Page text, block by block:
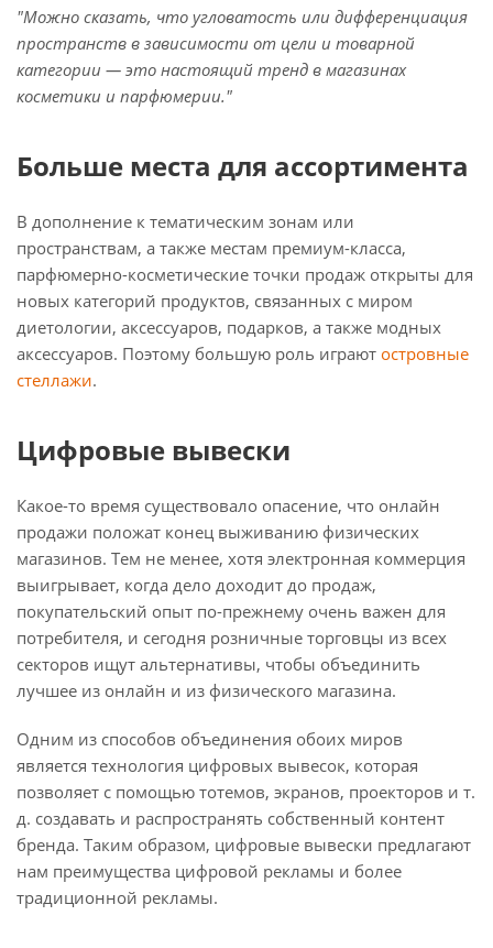
"Можно сказать, что угловатость или дифференциация
пространств в зависимости от цели и товарной
категории — это настоящий тренд в магазинах
косметики и парфюмерии."
Больше места для ассортимента
В дополнение к тематическим зонам или
пространствам, а также местам премиум-класса,
парфюмерно-косметические точки продаж открыты для
новых категорий продуктов, связанных с миром
диетологии, аксессуаров, подарков, а также модных
аксессуаров. Поэтому большую роль играют островные
стеллажи.
Цифровые вывески
Какое-то время существовало опасение, что онлайн
продажи положат конец выживанию физических
магазинов. Тем не менее, хотя электронная коммерция
выигрывает, когда дело доходит до продаж,
покупательский опыт по-прежнему очень важен для
потребителя, и сегодня розничные торговцы из всех
секторов ищут альтернативы, чтобы объединить
лучшее из онлайн и из физического магазина.
Одним из способов объединения обоих миров
является технология цифровых вывесок, которая
позволяет с помощью тотемов, экранов, проекторов и т.
д. создавать и распространять собственный контент
бренда. Таким образом, цифровые вывески предлагают
нам преимущества цифровой рекламы и более
традиционной рекламы.